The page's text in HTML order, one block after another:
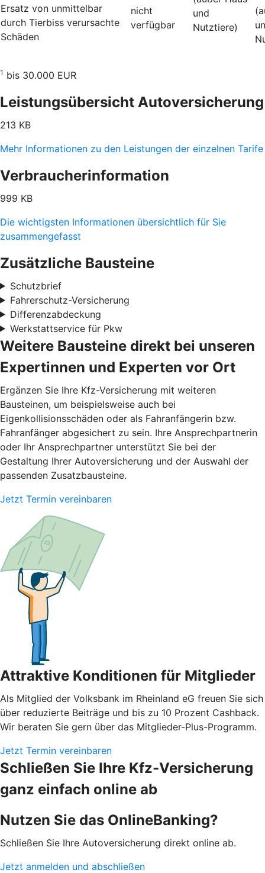
Ersatz von unmittelbar
durch Tierbiss verur­sachte
Schäden
nicht
verfügbar
und
Nutztiere)
1 bis 30.000 EUR
Leistungsübersicht Autoversicherung
213 KB
Mehr Informationen zu den Leistungen der einzelnen Tarife
Verbraucherinformation
999 KB
Die wichtigsten Informationen übersichtlich für Sie
zusammengefasst
Zusätzliche Bausteine
Schutzbrief
Fahrerschutz-Versicherung
Differenzabdeckung
Werkstattservice für Pkw
Weitere Bausteine direkt bei unseren
Expertinnen und Experten vor Ort
Ergänzen Sie Ihre Kfz-Versicherung mit weiteren
Bausteinen, um beispielsweise auch bei
Eigenkollisionsschäden oder als Fahranfängerin bzw.
Fahranfänger abgesichert zu sein. Ihre Ansprechpartnerin
oder Ihr Ansprechpartner unterstützt Sie bei der
Gestaltung Ihrer Autoversicherung und der Auswahl der
passenden Zusatzbausteine.
Jetzt Termin vereinbaren
Attraktive Konditionen für Mitglieder
Als Mitglied der Volksbank im Rheinland eG freuen Sie sich
über reduzierte Beiträge und bis zu 10 Prozent Cashback.
Wir beraten Sie gern über das Mitglieder-Plus-Programm.
Jetzt Termin vereinbaren
Schließen Sie Ihre Kfz-Versicherung
ganz einfach online ab
Nutzen Sie das OnlineBanking?
Schließen Sie Ihre Autoversicherung direkt online ab.
Jetzt anmelden und abschließen